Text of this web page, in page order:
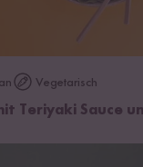
Vegetarisch
Teriyaki Sauce